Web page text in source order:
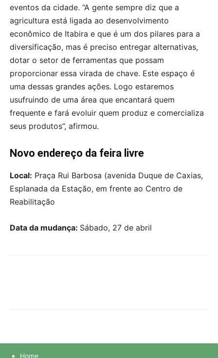
eventos da cidade. “A gente sempre diz que a
agricultura está ligada ao desenvolvimento
econômico de Itabira e que é um dos pilares para a
diversificação, mas é preciso entregar alternativas,
dotar o setor de ferramentas que possam
proporcionar essa virada de chave. Este espaço é
uma dessas grandes ações. Logo estaremos
usufruindo de uma área que encantará quem
frequente e fará evoluir quem produz e comercializa
seus produtos”, afirmou.
Novo endereço da feira livre
Local: Praça Rui Barbosa (avenida Duque de Caxias,
Esplanada da Estação, em frente ao Centro de
Reabilitação
Data da mudança: Sábado, 27 de abril
Home